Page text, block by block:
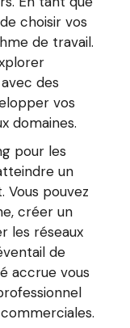
choisir vos
de travail.
des
vos
domaines.
pour les
un
Vous pouvez
créer un
les réseaux
de
accrue vous